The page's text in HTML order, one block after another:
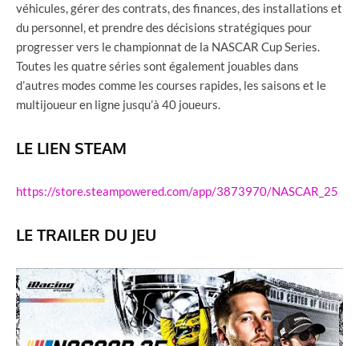
véhicules, gérer des contrats, des finances, des installations et
du personnel, et prendre des décisions stratégiques pour
progresser vers le championnat de la NASCAR Cup Series.
Toutes les quatre séries sont également jouables dans
d’autres modes comme les courses rapides, les saisons et le
multijoueur en ligne jusqu’à 40 joueurs.
LE LIEN STEAM
https://store.steampowered.com/app/3873970/NASCAR_25
LE TRAILER DU JEU